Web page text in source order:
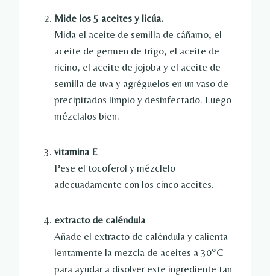
Mide los 5 aceites y licúa.
Mida el aceite de semilla de cáñamo, el
aceite de germen de trigo, el aceite de
ricino, el aceite de jojoba y el aceite de
semilla de uva y agréguelos en un vaso de
precipitados limpio y desinfectado. Luego
mézclalos bien.
vitamina E
Pese el tocoferol y mézclelo
adecuadamente con los cinco aceites.
extracto de caléndula
Añade el extracto de caléndula y calienta
lentamente la mezcla de aceites a 30°C
para ayudar a disolver este ingrediente tan